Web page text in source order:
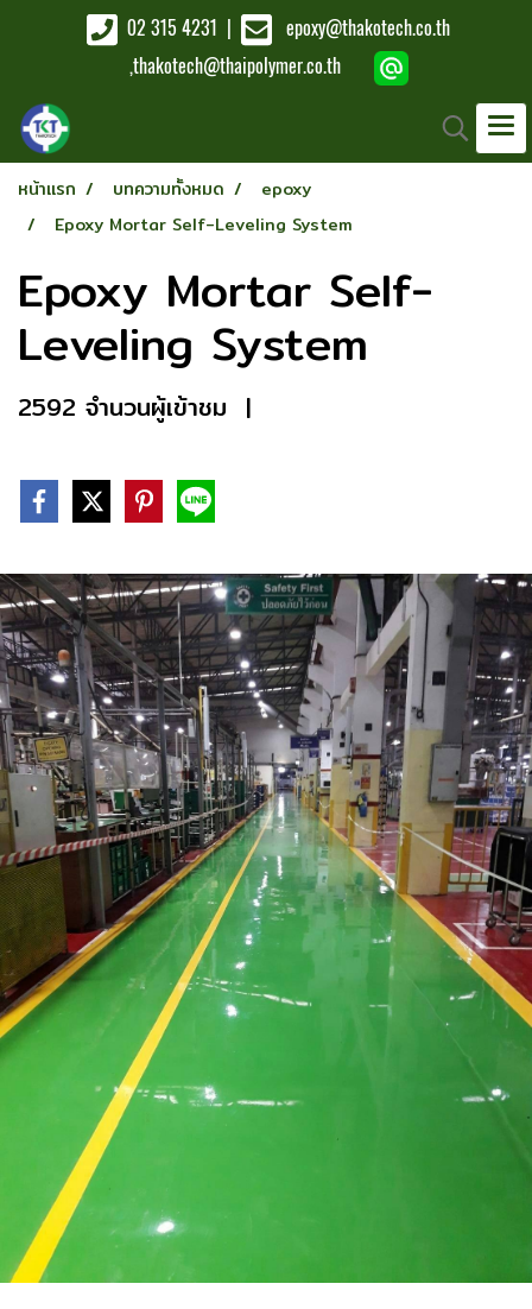
02 315 4231
epoxy@thakotech.co.th
,thakotech@thaipolymer.co.th
หน้าแรก บทความทั้งหมด
epoxy
Epoxy Mortar Self-Leveling System
Epoxy Mortar Self-
Leveling System
2592 จำนวนผู้เข้าชม |